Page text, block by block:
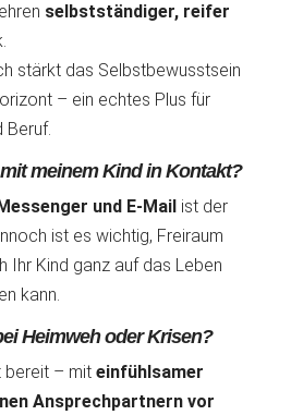
selbstständiger, reifer
stärkt das Selbstbewusstsein
– ein echtes Plus für
Beruf.
meinem Kind in Kontakt?
und E-Mailist der
ist es wichtig, Freiraum
Ihr Kind ganz auf das Leben
kann.
Heimweh oder Krisen?
bereit – mit einfühlsamer
Ansprechpartnern vor